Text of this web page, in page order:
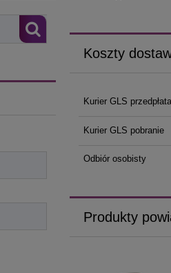
Koszty
Kurier GLS przedpłata
Kurier GLS pobranie
Odbiór osobisty
Produkty